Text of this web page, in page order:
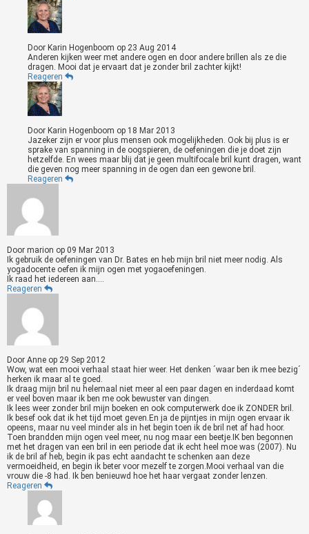
Door Karin Hogenboom op 23 Aug 2014
Anderen kijken weer met andere ogen en door andere brillen als ze die
dragen. Mooi dat je ervaart dat je zonder bril zachter kijkt!
Reageren
Door Karin Hogenboom op 18 Mar 2013
Jazeker zijn er voor plus mensen ook mogelijkheden. Ook bij plus is er
sprake van spanning in de oogspieren, de oefeningen die je doet zijn
hetzelfde. En wees maar blij dat je geen multifocale bril kunt dragen, want
die geven nog meer spanning in de ogen dan een gewone bril.
Reageren
Door marion op 09 Mar 2013
Ik gebruik de oefeningen van Dr. Bates en heb mijn bril niet meer nodig. Als
yogadocente oefen ik mijn ogen met yogaoefeningen.
Ik raad het iedereen aan....
Reageren
Door Anne op 29 Sep 2012
Wow, wat een mooi verhaal staat hier weer. Het denken ´waar ben ik mee bezig´
herken ik maar al te goed.
Ik draag mijn bril nu helemaal niet meer al een paar dagen en inderdaad komt
er veel boven maar ik ben me ook bewuster van dingen.
Ik lees weer zonder bril mijn boeken en ook computerwerk doe ik ZONDER bril.
Ik besef ook dat ik het tijd moet geven.En ja de pijntjes in mijn ogen ervaar ik
opeens, maar nu veel minder als in het begin toen ik de bril net af had hoor.
Toen brandden mijn ogen veel meer, nu nog maar een beetje.IK ben begonnen
met het dragen van een bril in een periode dat ik echt heel moe was (2007). Nu
ik de bril af heb, begin ik pas echt aandacht te schenken aan deze
vermoeidheid, en begin ik beter voor mezelf te zorgen.Mooi verhaal van die
vrouw die -8 had. Ik ben benieuwd hoe het haar vergaat zonder lenzen.
Reageren